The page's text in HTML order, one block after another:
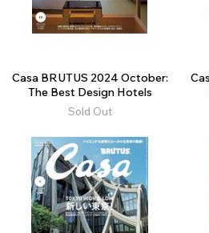
Casa BRUTUS 2024 October:
The Best Design Hotels
Sold Out